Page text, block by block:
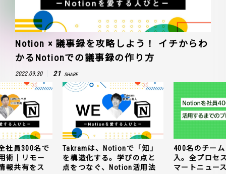
Notion × 議事録を攻略しよう！ イチからわ
かるNotionでの議事録の作り方
2022.09.30 21 SHARE
社員300名で
術｜リモー
報共有をス
Takramは、Notionで「知」
を構造化する。学びの点と
点をつなぐ、Notion活用法
400名のチー
入。全プロセ
マートニュー